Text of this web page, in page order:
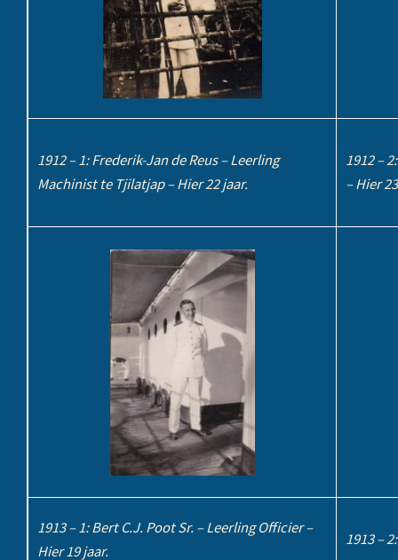
1912 – 1: Frederik-Jan de Reus – Leerling
Machinist te Tjilatjap – Hier 22 jaar.
1912 –
– Hier
1913 – 1: Bert C.J. Poot Sr. – Leerling Officier –
Hier 19 jaar.
1913 –